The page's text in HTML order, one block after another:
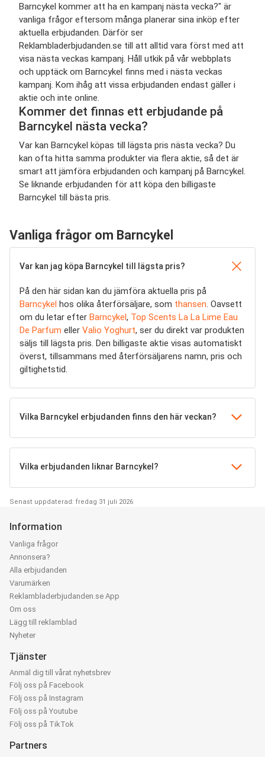
Barncykel kommer att ha en kampanj nästa vecka?" är
vanliga frågor eftersom många planerar sina inköp efter
aktuella erbjudanden. Därför ser
Reklambladerbjudanden.se till att alltid vara först med att
visa nästa veckas kampanj. Håll utkik på vår webbplats
och upptäck om Barncykel finns med i nästa veckas
kampanj. Kom ihåg att vissa erbjudanden endast gäller i
aktie och inte online.
Kommer det finnas ett erbjudande på
Barncykel nästa vecka?
Var kan Barncykel köpas till lägsta pris nästa vecka? Du
kan ofta hitta samma produkter via flera aktie, så det är
smart att jämföra erbjudanden och kampanj på Barncykel.
Se liknande erbjudanden för att köpa den billigaste
Barncykel till bästa pris.
Vanliga frågor om Barncykel
Var kan jag köpa Barncykel till lägsta pris?
På den här sidan kan du jämföra aktuella pris på
Barncykel hos olika återförsäljare, som thansen . Oavsett
om du letar efter Barncykel, Top Scents La La Lime Eau
De Parfum eller Valio Yoghurt, ser du direkt var produkten
säljs till lägsta pris. Den billigaste aktie visas automatiskt
överst, tillsammans med återförsäljarens namn, pris och
giltighetstid.
Vilka Barncykel erbjudanden finns den här veckan?
Vilka erbjudanden liknar Barncykel?
Senast uppdaterad: fredag 31 juli 2026
Information
Vanliga frågor
Annonsera?
Alla erbjudanden
Varumärken
Reklambladerbjudanden.se App
Om oss
Lägg till reklamblad
Nyheter
Tjänster
Anmäl dig till vårat nyhetsbrev
Följ oss på Facebook
Följ oss på Instagram
Följ oss på Youtube
Följ oss på TikTok
Partners